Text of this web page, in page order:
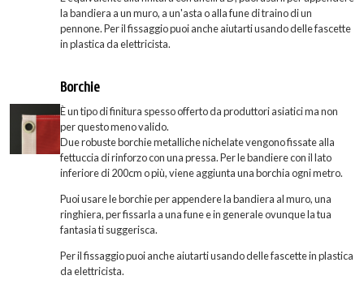
la bandiera a un muro, a un'asta o alla fune di traino di un
pennone. Per il fissaggio puoi anche aiutarti usando delle fascette
in plastica da elettricista.
Borchie
È un tipo di finitura spesso offerto da produttori asiatici ma non
per questo meno valido.
Due robuste borchie metalliche nichelate vengono fissate alla
fettuccia di rinforzo con una pressa. Per le bandiere con il lato
inferiore di 200cm o più, viene aggiunta una borchia ogni metro.
Puoi usare le borchie per appendere la bandiera al muro, una
ringhiera, per fissarla a una fune e in generale ovunque la tua
fantasia ti suggerisca.
Per il fissaggio puoi anche aiutarti usando delle fascette in plastica
da elettricista.